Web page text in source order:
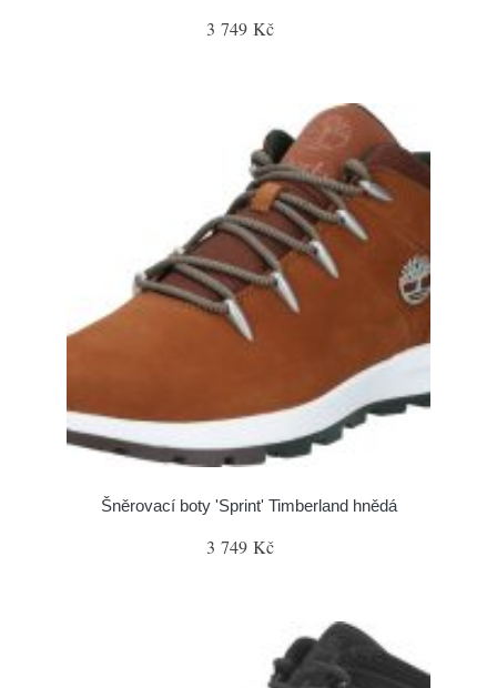
3 749 Kč
Šněrovací boty 'Sprint' Timberland hnědá
3 749 Kč